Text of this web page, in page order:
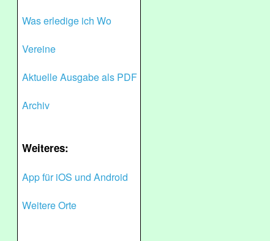
Was erledige ich Wo
Vereine
Aktuelle Ausgabe als PDF
Archiv
Weiteres:
App für iOS und Android
Weitere Orte